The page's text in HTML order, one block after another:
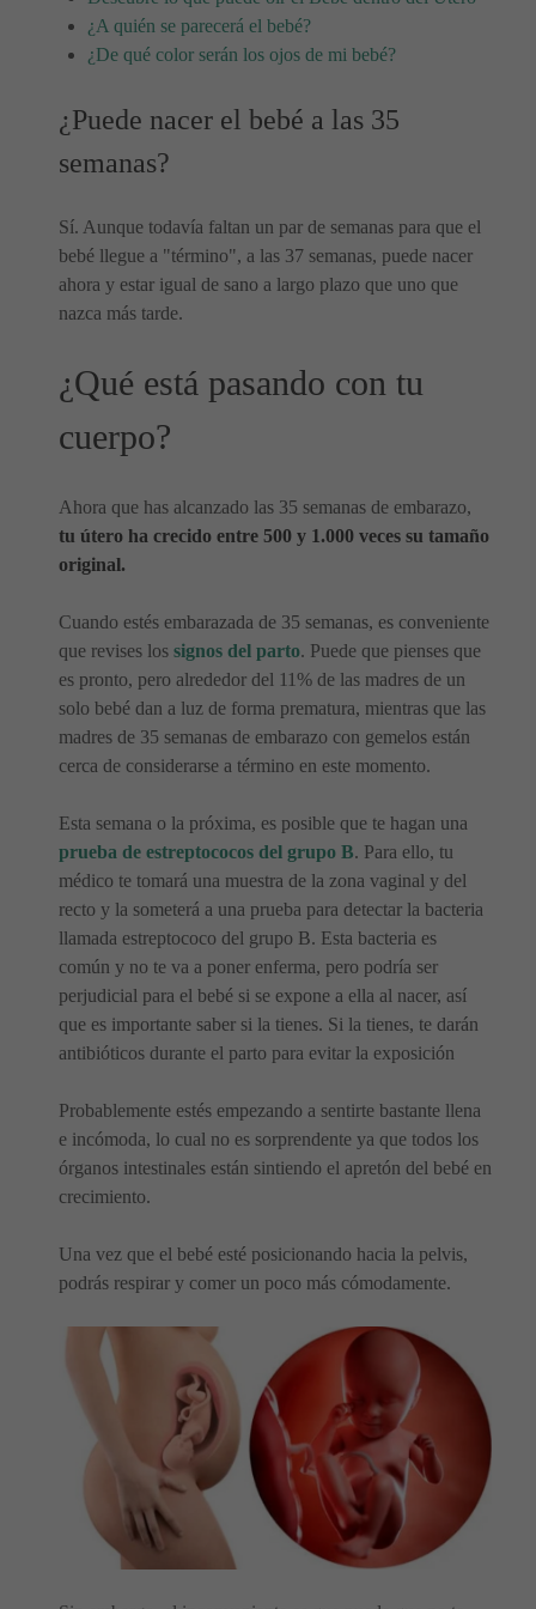
¿A quién se parecerá el bebé?
¿De qué color serán los ojos de mi bebé?
¿Puede nacer el bebé a las 35
semanas?
Sí. Aunque todavía faltan un par de semanas para que el
bebé llegue a "término", a las 37 semanas, puede nacer
ahora y estar igual de sano a largo plazo que uno que
nazca más tarde.
¿Qué está pasando con tu
cuerpo?
Ahora que has alcanzado las 35 semanas de embarazo,
tu útero ha crecido entre 500 y 1.000 veces su tamaño
original.
Cuando estés embarazada de 35 semanas, es conveniente
que revises los signos del parto. Puede que pienses que
es pronto, pero alrededor del 11% de las madres de un
solo bebé dan a luz de forma prematura, mientras que las
madres de 35 semanas de embarazo con gemelos están
cerca de considerarse a término en este momento.
Esta semana o la próxima, es posible que te hagan una
prueba de estreptococos del grupo B. Para ello, tu
médico te tomará una muestra de la zona vaginal y del
recto y la someterá a una prueba para detectar la bacteria
llamada estreptococo del grupo B. Esta bacteria es
común y no te va a poner enferma, pero podría ser
perjudicial para el bebé si se expone a ella al nacer, así
que es importante saber si la tienes. Si la tienes, te darán
antibióticos durante el parto para evitar la exposición
Probablemente estés empezando a sentirte bastante llena
e incómoda, lo cual no es sorprendente ya que todos los
órganos intestinales están sintiendo el apretón del bebé en
crecimiento.
Una vez que el bebé esté posicionando hacia la pelvis,
podrás respirar y comer un poco más cómodamente.